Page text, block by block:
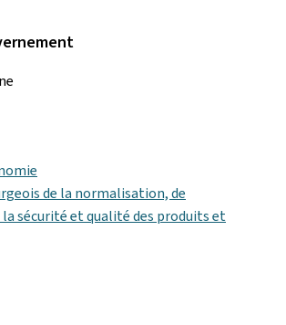
de la normalisation, de
sécurité et qualité des produits et